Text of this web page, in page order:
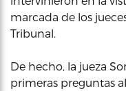
marcada de los
Tribunal.
De hecho, la jueza
primeras preguntas